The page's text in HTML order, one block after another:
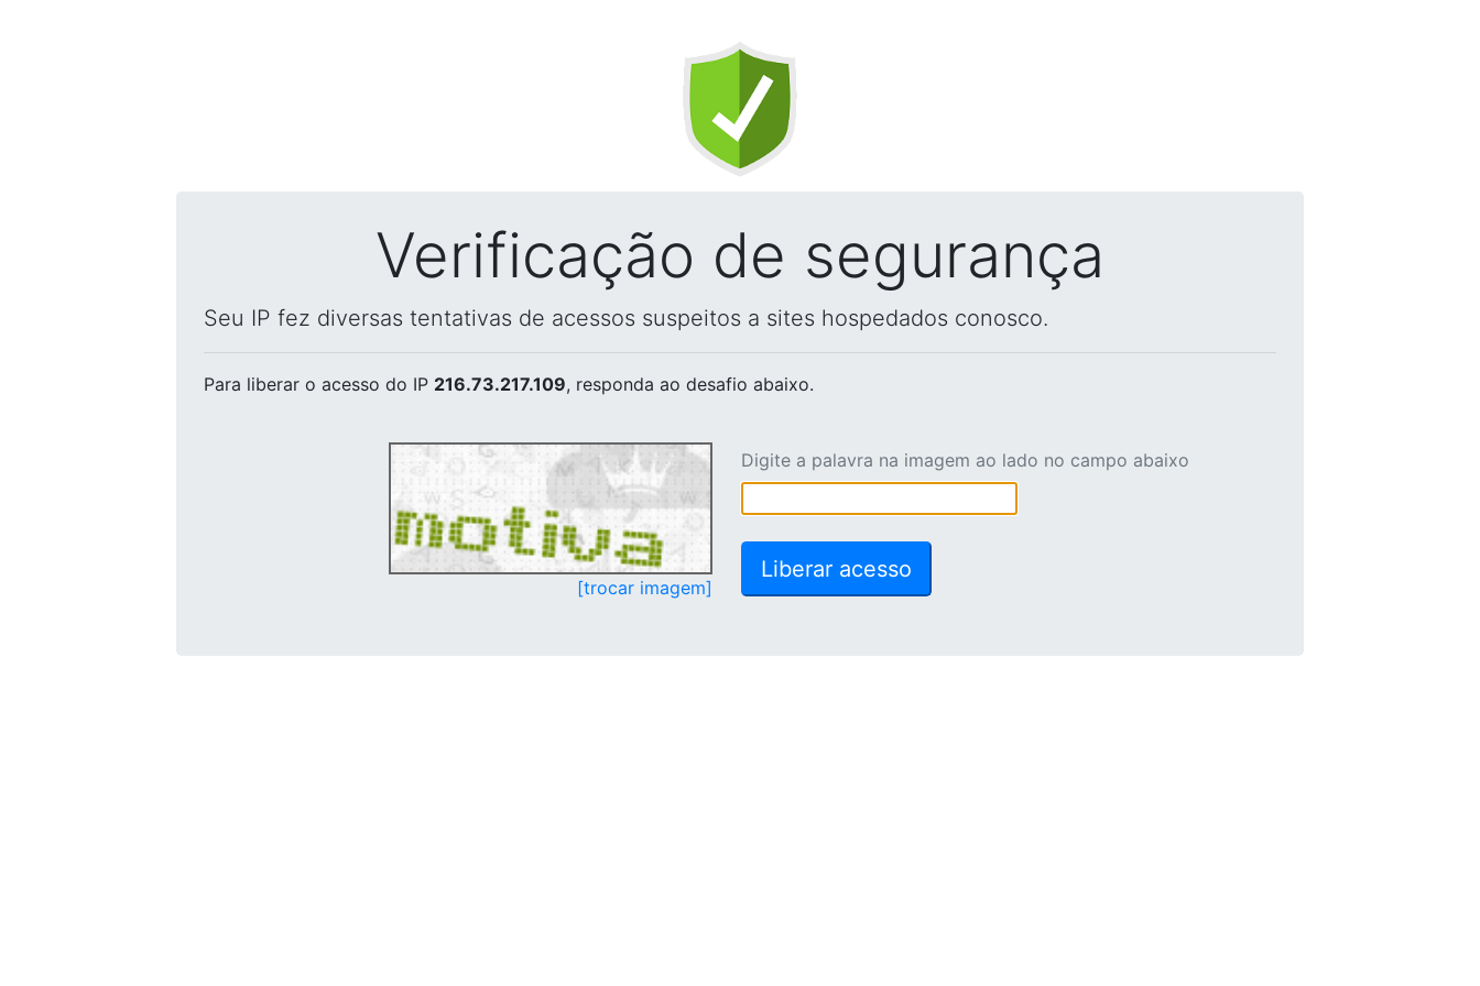
Verificação de segurança
Seu IP fez diversas tentativas de acessos suspeitos a sites hospedados conosco.
Para liberar o acesso do IP 216.73.217.109, responda ao desafio abaixo.
[trocar imagem]
Digite a palavra na imagem ao lado no campo abaixo